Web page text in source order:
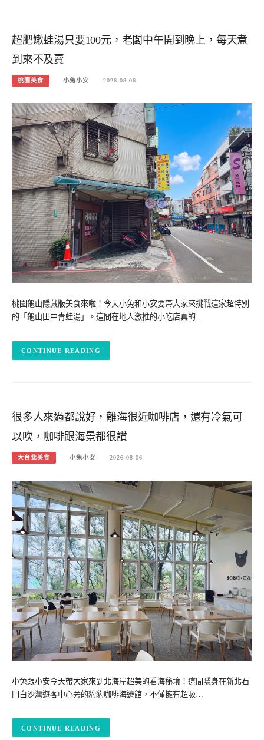
超肥嫩蛙湯只要100元，老闆中午開到晚上，每天煮
到來不及賣
桃園美食 小兔小安 2026-08-06
桃園龜山隱藏版美食來啦！今天小兔和小安要帶大家來挑戰這家超特別
的「龜山田中青蛙湯」。這間在地人激推的小吃店真的…
CONTINUE READING
很多人來過都說好，離海很近咖啡店，還有冷氣可
以吹，咖啡跟海景都很讚
大台北美食 小兔小安 2026-08-06
小兔跟小安今天帶大家來到北海岸超美的看海秘境！這間隱身在新北石
門白沙灣遊客中心旁的豹豹咖啡海邊館，不僅擁有超吸…
CONTINUE READING